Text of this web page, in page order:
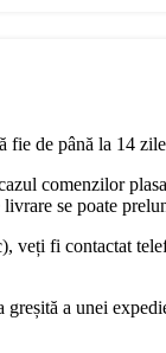
fie de până la 14
comenzilor
se poate
veți fi contactat
a unei